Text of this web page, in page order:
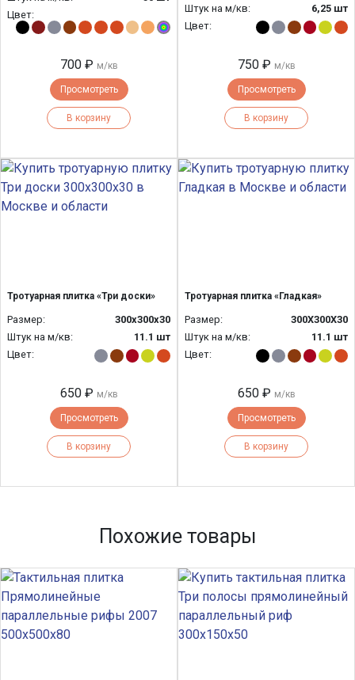
Цвет:
700 ₽ м/кв
Просмотреть
В корзину
Штук на м/кв:
6,25 шт
Цвет:
750 ₽ м/кв
Просмотреть
В корзину
Тротуарная плитка «Три доски»
Размер:
300х300х30
Штук на м/кв:
11.1 шт
Цвет:
650 ₽ м/кв
Просмотреть
В корзину
Тротуарная плитка «Гладкая»
Размер:
300Х300Х30
Штук на м/кв:
11.1 шт
Цвет:
650 ₽ м/кв
Просмотреть
В корзину
Похожие товары